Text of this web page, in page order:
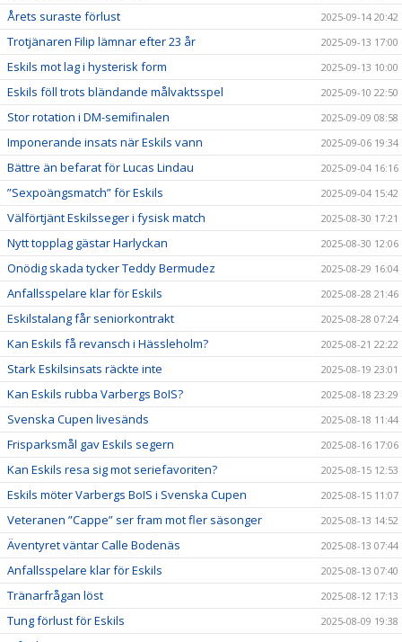
Årets suraste förlust 2025-09-14 20:42
Trotjänaren Filip lämnar efter 23 år 2025-09-13 17:00
Eskils mot lag i hysterisk form 2025-09-13 10:00
Eskils föll trots bländande målvaktsspel 2025-09-10 22:50
Stor rotation i DM-semifinalen 2025-09-09 08:58
Imponerande insats när Eskils vann 2025-09-06 19:34
Bättre än befarat för Lucas Lindau 2025-09-04 16:16
”Sexpoängsmatch” för Eskils 2025-09-04 15:42
Välförtjänt Eskilsseger i fysisk match 2025-08-30 17:21
Nytt topplag gästar Harlyckan 2025-08-30 12:06
Onödig skada tycker Teddy Bermudez 2025-08-29 16:04
Anfallsspelare klar för Eskils 2025-08-28 21:46
Eskilstalang får seniorkontrakt 2025-08-28 07:24
Kan Eskils få revansch i Hässleholm? 2025-08-21 22:22
Stark Eskilsinsats räckte inte 2025-08-19 23:01
Kan Eskils rubba Varbergs BoIS? 2025-08-18 23:29
Svenska Cupen livesänds 2025-08-18 11:44
Frisparksmål gav Eskils segern 2025-08-16 17:06
Kan Eskils resa sig mot seriefavoriten? 2025-08-15 12:53
Eskils möter Varbergs BoIS i Svenska Cupen 2025-08-15 11:07
Veteranen ”Cappe” ser fram mot fler säsonger 2025-08-13 14:52
Äventyret väntar Calle Bodenäs 2025-08-13 07:44
Anfallsspelare klar för Eskils 2025-08-13 07:40
Tränarfrågan löst 2025-08-12 17:13
Tung förlust för Eskils 2025-08-09 19:38